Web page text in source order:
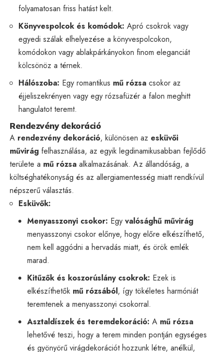
folyamatosan friss hatást kelt.
Könyvespolcok és komódok: Apró csokrok vagy
egyedi szálak elhelyezése a könyvespolcokon,
komódokon vagy ablakpárkányokon finom eleganciát
kölcsönöz a térnek.
Hálószoba: Egy romantikus mű rózsa csokor az
éjjeliszekrényen vagy egy rózsafüzér a falon meghitt
hangulatot teremt.
Rendezvény dekoráció
A rendezvény dekoráció, különösen az esküvői
művirág felhasználása, az egyik legdinamikusabban fejlődő
területe a mű rózsa alkalmazásának. Az állandóság, a
költséghatékonyság és az allergiamentesség miatt rendkívül
népszerű választás.
Esküvők:
Menyasszonyi csokor: Egy valósághű művirág
menyasszonyi csokor előnye, hogy előre elkészíthető,
nem kell aggódni a hervadás miatt, és örök emlék
marad.
Kitűzők és koszorúslány csokrok: Ezek is
elkészíthetők mű rózsából, így tökéletes harmóniát
teremtenek a menyasszonyi csokorral.
Asztaldíszek és teremdekoráció: A mű rózsa
lehetővé teszi, hogy a terem minden pontján egységes
és gyönyörű virágdekorációt hozzunk létre, anélkül,